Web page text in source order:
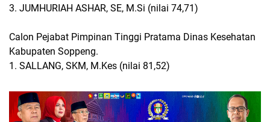
3. JUMHURIAH ASHAR, SE, M.Si (nilai 74,71)
Calon Pejabat Pimpinan Tinggi Pratama Dinas Kesehatan
Kabupaten Soppeng.
1. SALLANG, SKM, M.Kes (nilai 81,52)